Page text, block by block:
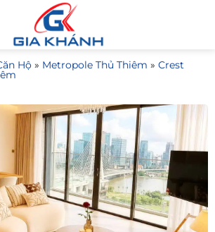
Hộ » Metropole Thủ Thiêm » Crest